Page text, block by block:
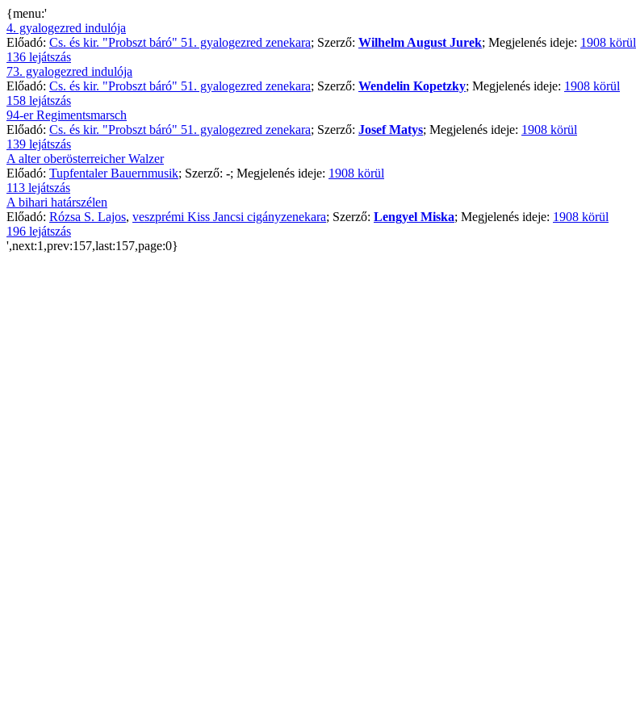
{menu:'
4. gyalogezred indulója
Előadó: Cs. és kir. "Probszt báró" 51. gyalogezred zenekara; Szerző: Wilhelm August Jurek; Megjelenés ideje: 1908 körül
136 lejátszás
73. gyalogezred indulója
Előadó: Cs. és kir. "Probszt báró" 51. gyalogezred zenekara; Szerző: Wendelin Kopetzky; Megjelenés ideje: 1908 körül
158 lejátszás
94-er Regimentsmarsch
Előadó: Cs. és kir. "Probszt báró" 51. gyalogezred zenekara; Szerző: Josef Matys; Megjelenés ideje: 1908 körül
139 lejátszás
A alter oberösterreicher Walzer
Előadó: Tupfentaler Bauernmusik; Szerző: -; Megjelenés ideje: 1908 körül
113 lejátszás
A bihari határszélen
Előadó: Rózsa S. Lajos, veszprémi Kiss Jancsi cigányzenekara; Szerző: Lengyel Miska; Megjelenés ideje: 1908 körül
196 lejátszás
',next:1,prev:157,last:157,page:0}